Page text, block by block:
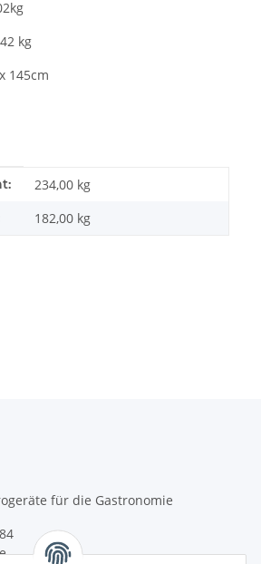
kg
145cm
234,00 kg
182,00 kg
für die Gastronomie